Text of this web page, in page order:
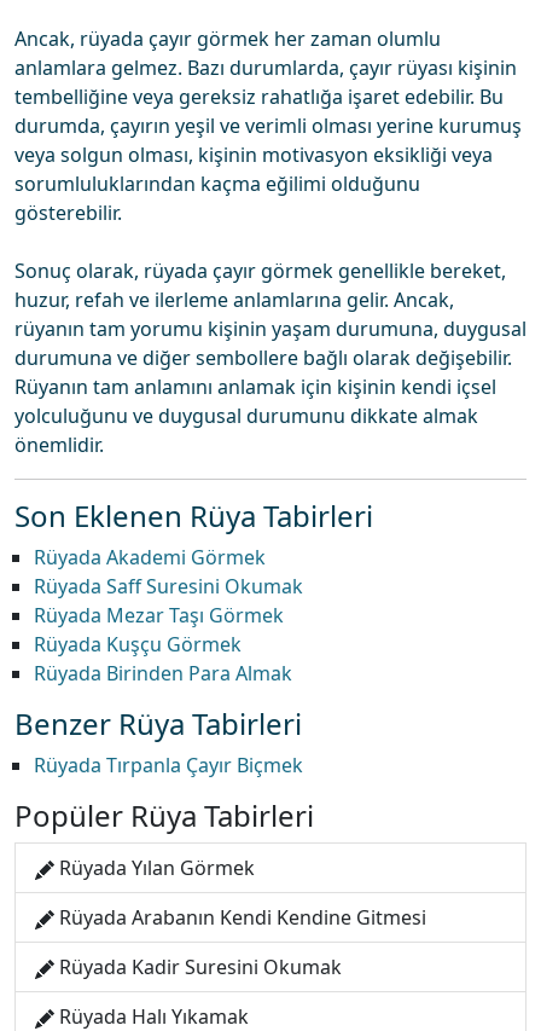
Ancak, rüyada çayır görmek her zaman olumlu
anlamlara gelmez. Bazı durumlarda, çayır rüyası kişinin
tembelliğine veya gereksiz rahatlığa işaret edebilir. Bu
durumda, çayırın yeşil ve verimli olması yerine kurumuş
veya solgun olması, kişinin motivasyon eksikliği veya
sorumluluklarından kaçma eğilimi olduğunu
gösterebilir.
Sonuç olarak, rüyada çayır görmek genellikle bereket,
huzur, refah ve ilerleme anlamlarına gelir. Ancak,
rüyanın tam yorumu kişinin yaşam durumuna, duygusal
durumuna ve diğer sembollere bağlı olarak değişebilir.
Rüyanın tam anlamını anlamak için kişinin kendi içsel
yolculuğunu ve duygusal durumunu dikkate almak
önemlidir.
Son Eklenen Rüya Tabirleri
Rüyada Akademi Görmek
Rüyada Saff Suresini Okumak
Rüyada Mezar Taşı Görmek
Rüyada Kuşçu Görmek
Rüyada Birinden Para Almak
Benzer Rüya Tabirleri
Rüyada Tırpanla Çayır Biçmek
Popüler Rüya Tabirleri
Rüyada Yılan Görmek
Rüyada Arabanın Kendi Kendine Gitmesi
Rüyada Kadir Suresini Okumak
Rüyada Halı Yıkamak